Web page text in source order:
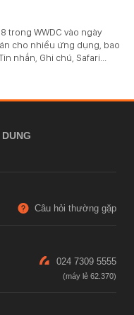
trong WWDC vào ngày
cho nhiều ứng dụng, bao
nhắn, Ghi chú, Safari...
Câu hỏi thường gặp
024 7309 5555